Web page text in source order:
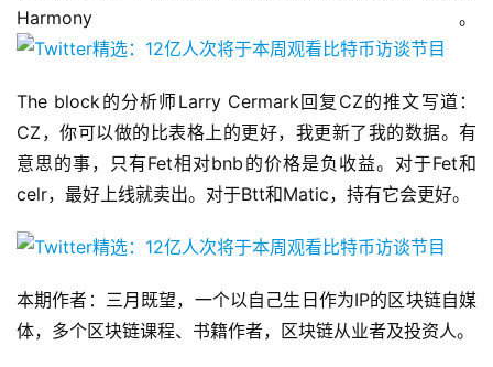
Harmony。
The block的分析师Larry Cermark回复CZ的推文写道：
CZ，你可以做的比表格上的更好，我更新了我的数据。有
意思的事，只有Fet相对bnb的价格是负收益。对于Fet和
celr，最好上线就卖出。对于Btt和Matic，持有它会更好。
本期作者：三月既望，一个以自己生日作为IP的区块链自媒
体，多个区块链课程、书籍作者，区块链从业者及投资人。